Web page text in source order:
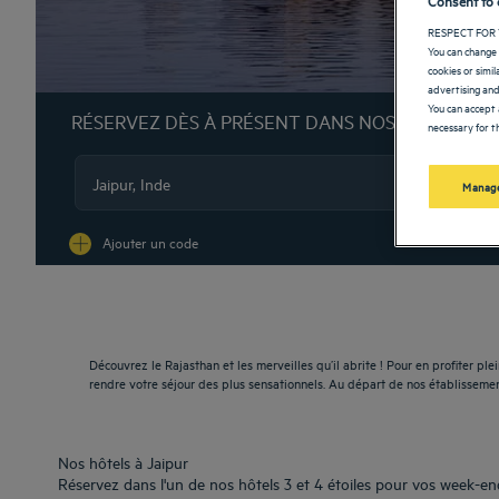
RÉSERVEZ DÈS À PRÉSENT DANS NOS HÔTELS
Ajouter un code
Découvrez le Rajasthan et les merveilles qu’il abrite ! Pour en profiter
rendre votre séjour des plus sensationnels. Au départ de nos
Nos hôtels à Jaipur
Réservez dans l'un de nos hôtels 3 et 4 étoiles pour vos week-
RESPECT
You can
cookies or
advertising
You can
necessary for